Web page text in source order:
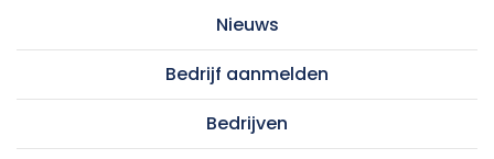
Nieuws
Bedrijf aanmelden
Bedrijven